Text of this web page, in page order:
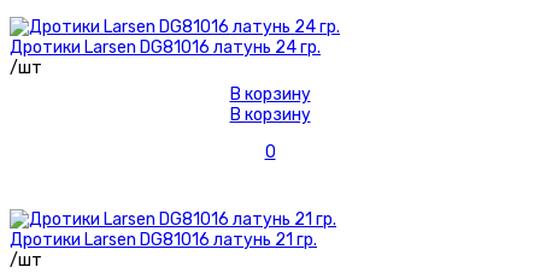
Дротики Larsen DG81016 латунь 24 гр.
/шт
В корзину
В корзину
0
Дротики Larsen DG81016 латунь 21 гр.
/шт